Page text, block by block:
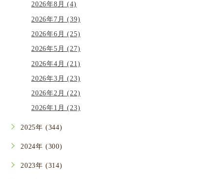
2026年8月 (4)
2026年7月 (39)
2026年6月 (25)
2026年5月 (27)
2026年4月 (21)
2026年3月 (23)
2026年2月 (22)
2026年1月 (23)
2025年 (344)
2024年 (300)
2023年 (314)